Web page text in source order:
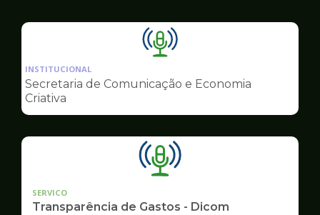
Ilustração
pagina
Comunicação
INSTITUCIONAL
Secretaria de Comunicação e Economia
Criativa
SERVICO
Transparência de Gastos - Dicom